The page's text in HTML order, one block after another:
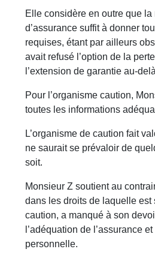
Elle considère en outre que
d’assurance suffit à donner
requises, étant par ailleurs
avait refusé l’option de la
l’extension de garantie au-
Pour l’organisme caution,
toutes les informations
L’organisme de caution fait
ne saurait se prévaloir de
soit.
Monsieur Z soutient au
dans les droits de laquelle est
caution, a manqué à son
l’adéquation de l’assurance
personnelle.